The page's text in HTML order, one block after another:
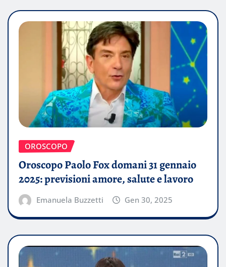
OROSCOPO
Oroscopo Paolo Fox domani 31 gennaio
2025: previsioni amore, salute e lavoro
Emanuela Buzzetti Gen 30, 2025